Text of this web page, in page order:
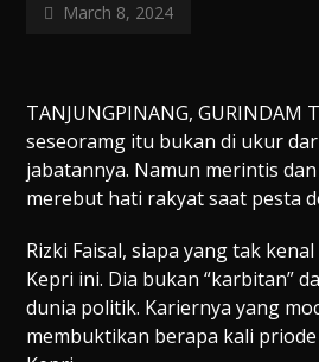
March 8, 2024
TANJUNGPINANG, GURINDAM
seseoramg itu bukan di ukur
jabatannya. Namun merintis
merebut hati rakyat saat pesta
Rizki Faisal, siapa yang tak
Kepri ini. Dia bukan “karbitan”
dunia politik. Kariernya yang
membuktikan berapa kali priode